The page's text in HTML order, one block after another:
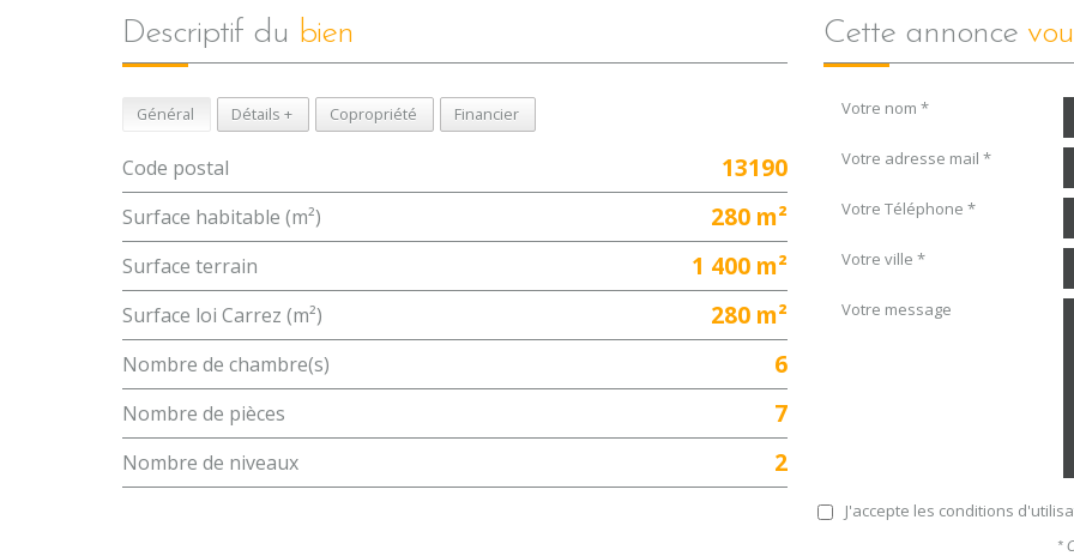
descriptif du bien
Général Détails + Copropriété Financier
Code postal 13190
Surface habitable (m²) 280 m²
surface terrain 1 400 m²
Surface loi Carrez (m²) 280 m²
Nombre de chambre(s) 6
Nombre de pièces 7
Nombre de niveaux 2
cette annonce
Votre nom *
Votre adresse mail *
Votre Téléphone *
Votre ville *
Votre message
J'accepte les conditions
*